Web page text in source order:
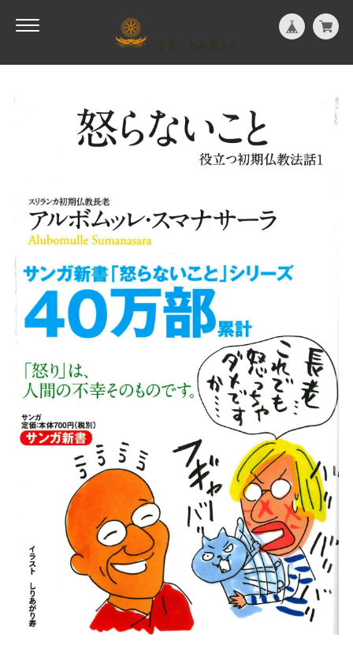
心を育てる本屋さん